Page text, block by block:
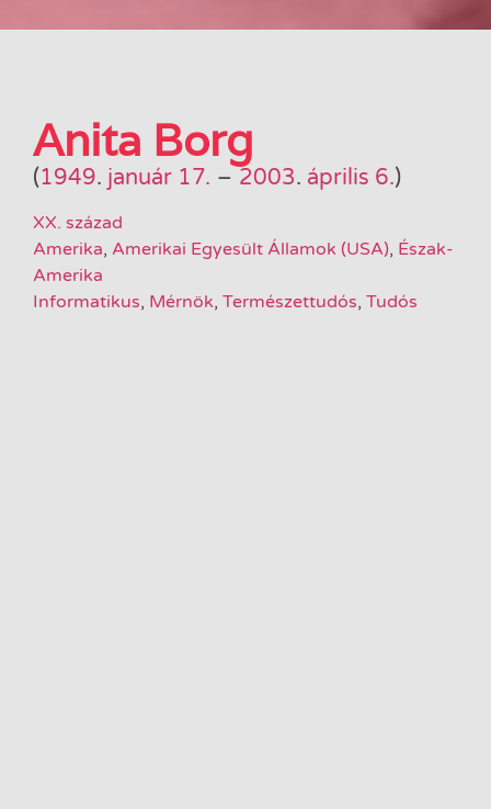
Anita Borg
(1949. január 17. – 2003. április 6.)
XX. század
Amerika, Amerikai Egyesült Államok (USA), Észak-
Amerika
Informatikus, Mérnök, Természettudós, Tudós